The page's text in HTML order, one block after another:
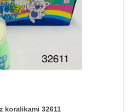
koralikami 32611